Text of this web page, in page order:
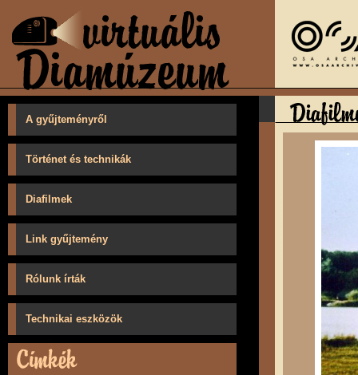
A gyűjteményről
Történet és technikák
Diafilmek
Link gyűjtemény
Rólunk írták
Technikai eszközök